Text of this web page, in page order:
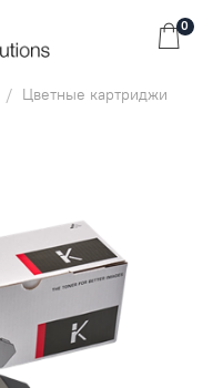
0
Цветные картриджи